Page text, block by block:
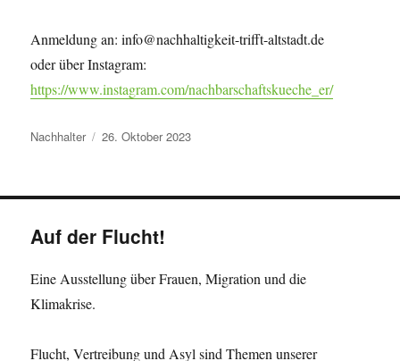
Anmeldung an: info@nachhaltigkeit-trifft-altstadt.de
oder über Instagram:
https://www.instagram.com/nachbarschaftskueche_er/
Autor
Nachhalter
Veröffentlicht
26. Oktober 2023
Auf der Flucht!
Eine Ausstellung über Frauen, Migration und die
Klimakrise.
Flucht, Vertreibung und Asyl sind Themen unserer